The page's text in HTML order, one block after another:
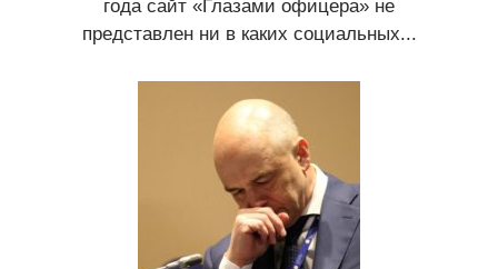
года сайт «Глазами офицера» не
представлен ни в каких социальных...